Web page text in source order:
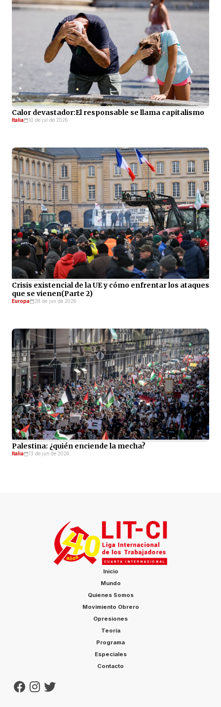
Calor devastador:El responsable se llama capitalismo
Italia 10 de jul de 2026
Crisis existencial de la UE y cómo enfrentar los ataques
que se vienen(Parte 2)
Europa 28 de jun de 2026
Palestina: ¿quién enciende la mecha?
Italia 13 de jun de 2026
Inicio
Mundo
Quienes Somos
Movimiento Obrero
Opresiones
Teoría
Programa
Especiales
Contacto